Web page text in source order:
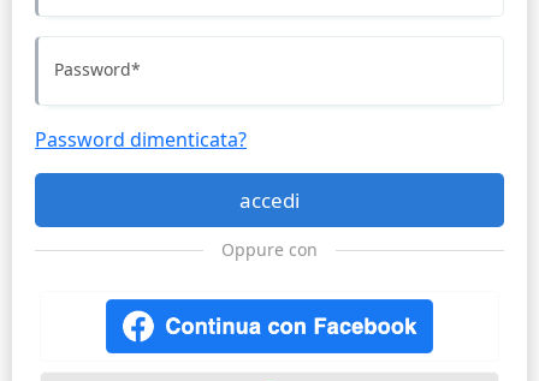
Password*
Password dimenticata?
accedi
Oppure con